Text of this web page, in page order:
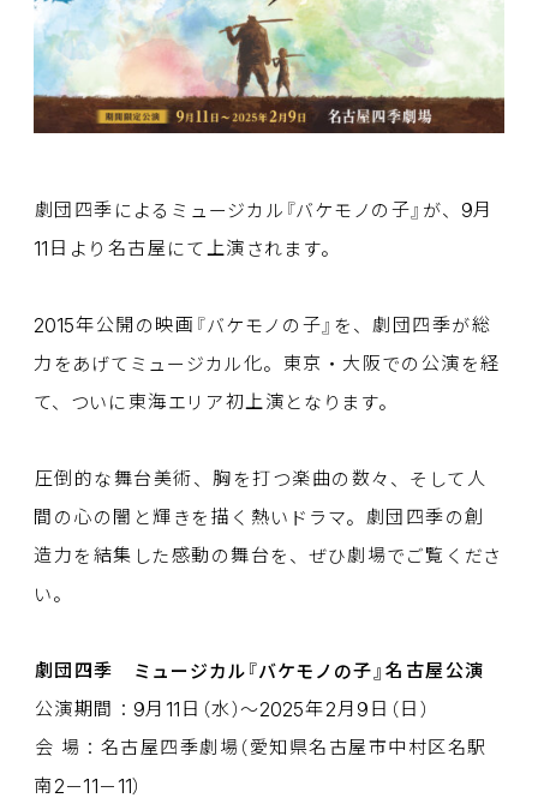
劇団四季 によるミュージカル『バケモノの 子 』が、 9月
11 日 より 名古屋 にて上演 されます。
2015年公開 の 映画 『バケモノの 子 』を、 劇団四季が総
力 をあげてミュージカル化。 東京 ・ 大阪での 公演を経
て、ついに 東海エリア初上演 となります。
圧倒的な舞台美術、 胸を打つ楽曲の 数々、そして 人
間 の 心の 闇 と 輝 きを 描 く 熱いドラマ。 劇団四季の創
造力を 結集 した感動 の舞台を、ぜひ劇場でご覧 くださ
い。
劇団四季 ミュージカル『バケモノの子 』 名古屋公演
公演期間 ： 9月 11 日 （水）～2025年2月 9 日 （日 ）
会 場 ： 名古屋四季劇場 （愛知県名古屋市中村区名駅
南2－11－11）